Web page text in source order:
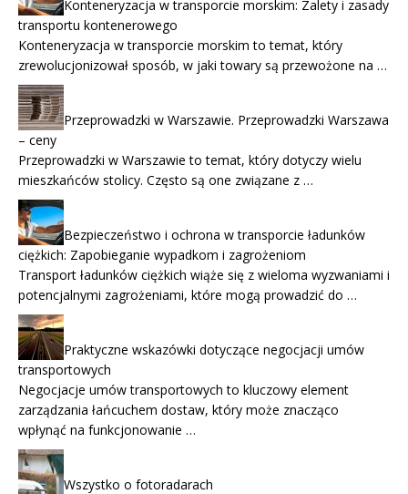
Konteneryzacja w transporcie morskim: Zalety i zasady
transportu kontenerowego
Konteneryzacja w transporcie morskim to temat, który
zrewolucjonizował sposób, w jaki towary są przewożone na …
Przeprowadzki w Warszawie. Przeprowadzki Warszawa
– ceny
Przeprowadzki w Warszawie to temat, który dotyczy wielu
mieszkańców stolicy. Często są one związane z …
Bezpieczeństwo i ochrona w transporcie ładunków
ciężkich: Zapobieganie wypadkom i zagrożeniom
Transport ładunków ciężkich wiąże się z wieloma wyzwaniami i
potencjalnymi zagrożeniami, które mogą prowadzić do …
Praktyczne wskazówki dotyczące negocjacji umów
transportowych
Negocjacje umów transportowych to kluczowy element
zarządzania łańcuchem dostaw, który może znacząco
wpłynąć na funkcjonowanie …
Wszystko o fotoradarach